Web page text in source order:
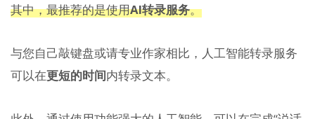
其中，最推荐的是使用AI转录服务。
与您自己敲键盘或请专业作家相比，人工智能转录服务
可以在更短的时间内转录文本。